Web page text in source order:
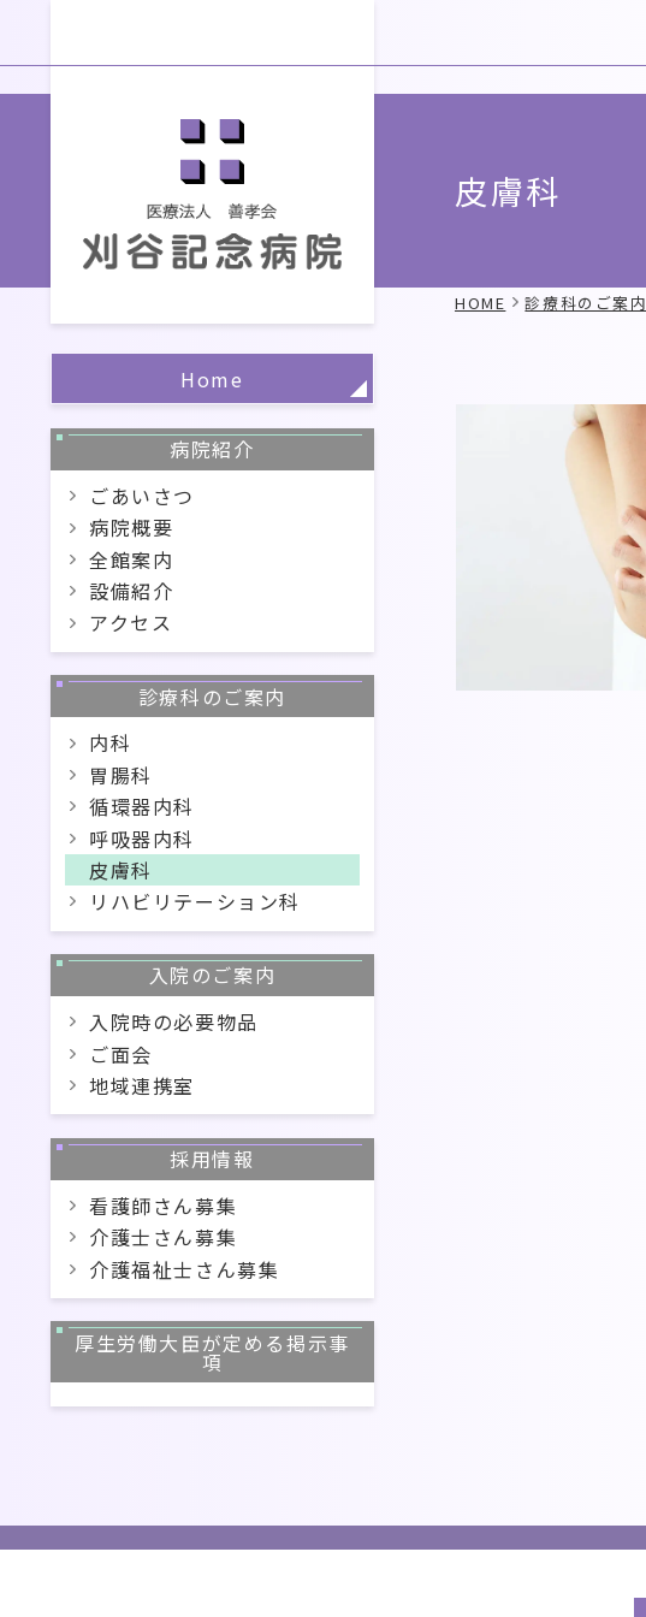
Home
病院紹介
ごあいさつ
病院概要
全館案内
設備紹介
アクセス
診療科のご案内
内科
胃腸科
循環器内科
呼吸器内科
皮膚科
リハビリテーション科
入院のご案内
入院時の必要物品
ご面会
地域連携室
採用情報
看護師さん募集
介護士さん募集
介護福祉士さん募集
厚生労働大臣が定める掲示事
項
皮膚科
HOME 診療科のご案内